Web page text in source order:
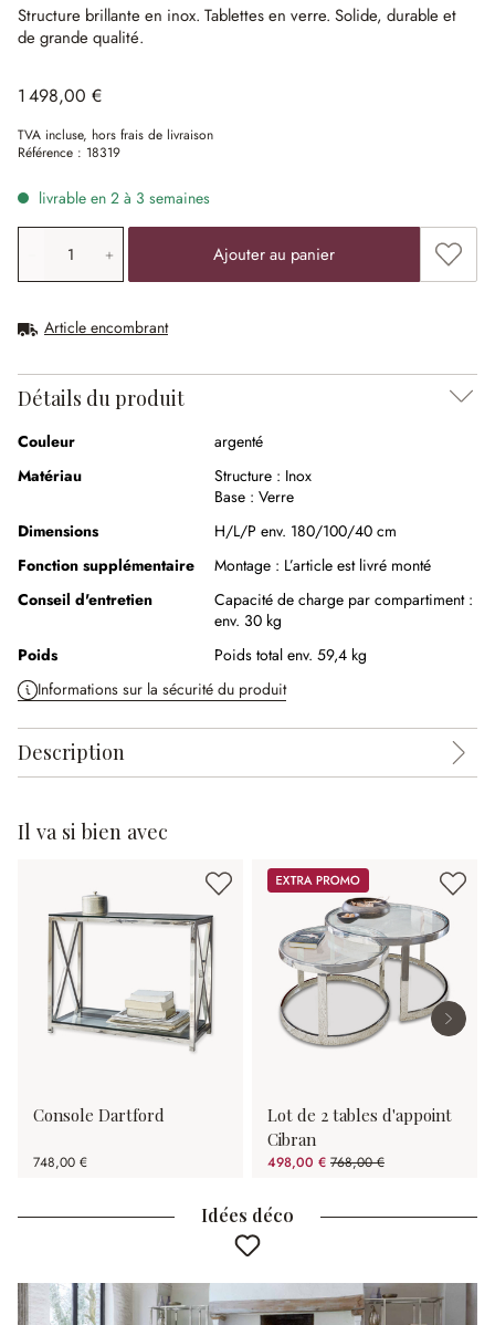
Structure brillante en inox. Tablettes en verre. Solide, durable et
de grande qualité.
1 498,00 €
TVA incluse, hors frais de livraison
Référence : 18319
livrable en 2 à 3 semaines
Quantité de produit: saisissez la valeur souhaitée ou
Ajouter au panier
Article encombrant
Détails du produit
Couleur
argenté
Matériau
Structure : Inox
Base : Verre
Dimensions
H/L/P env. 180/100/40 cm
Fonction supplémentaire
Montage : L’article est livré monté
Conseil d'entretien
Capacité de charge par compartiment :
env. 30 kg
Poids
Poids total env. 59,4 kg
Informations sur la sécurité du produit
Description
Il va si bien avec
Console Dartford
748,00 €
Promos
Lot de 2 tables d'appoint
Cibran
498,00 € 768,00 €
(35.16%spared)
Idées déco